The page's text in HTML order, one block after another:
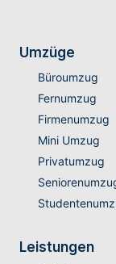
Umzüge
Büroumzug
Fernumzug
Firmenumzug
Mini Umzug
Privatumzug
Leistungen